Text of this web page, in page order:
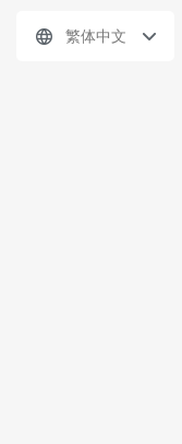
繁体中文